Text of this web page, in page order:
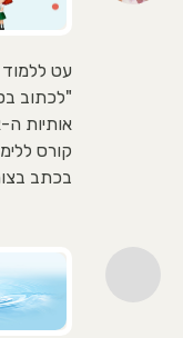
עט ללמוד
"לכתוב
אותיות
קורס
בכתב